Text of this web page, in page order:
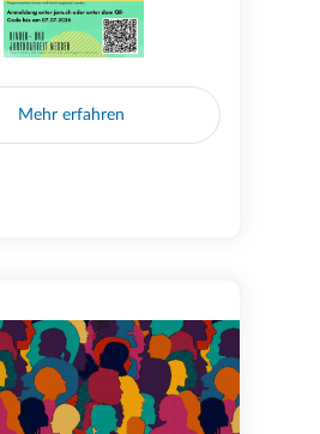
Mehr erfahren